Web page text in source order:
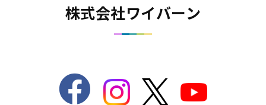
株式会社ワイバーン